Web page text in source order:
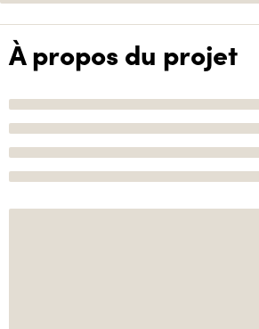
À propos du projet